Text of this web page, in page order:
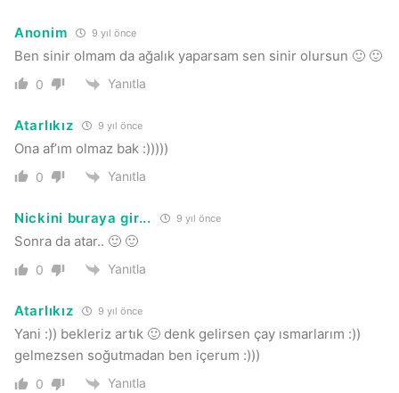
Anonim 9 yıl önce
Ben sinir olmam da ağalık yaparsam sen sinir olursun 🙂 🙂
0 Yanıtla
Atarlıkız 9 yıl önce
Ona af’ım olmaz bak :)))))
0 Yanıtla
Nickini buraya gir... 9 yıl önce
Sonra da atar.. 🙂 🙂
0 Yanıtla
Atarlıkız 9 yıl önce
Yani :)) bekleriz artık 🙂 denk gelirsen çay ısmarlarım :))
gelmezsen soğutmadan ben içerum :)))
0 Yanıtla